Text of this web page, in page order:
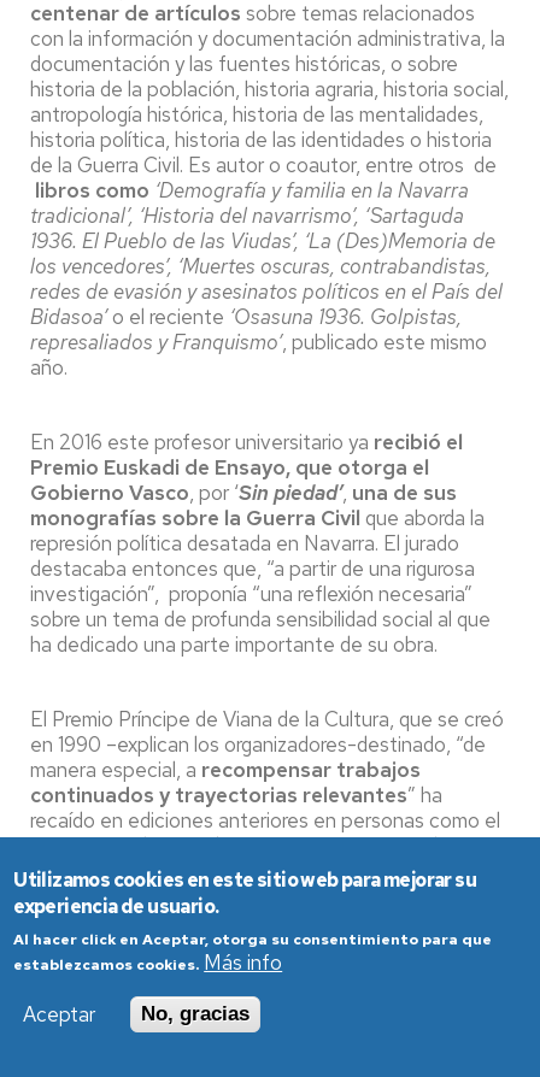
centenar de artículos sobre temas relacionados
con la información y documentación administrativa, la
documentación y las fuentes históricas, o sobre
historia de la población, historia agraria, historia social,
antropología histórica, historia de las mentalidades,
historia política, historia de las identidades o historia
de la Guerra Civil. Es autor o coautor, entre otros de
libros como ‘Demografía y familia en la Navarra
tradicional’, ‘Historia del navarrismo’, ‘Sartaguda
1936. El Pueblo de las Viudas’, ‘La (Des)Memoria de
los vencedores’, ‘Muertes oscuras, contrabandistas,
redes de evasión y asesinatos políticos en el País del
Bidasoa’o el reciente ‘Osasuna 1936. Golpistas,
represaliados y Franquismo’, publicado este mismo
año.
En 2016 este profesor universitario ya recibió el
Premio Euskadi de Ensayo, que otorga el
Gobierno Vasco, por ‘Sin piedad’, una de sus
monografías sobre la Guerra Civil que aborda la
represión política desatada en Navarra. El jurado
destacaba entonces que, “a partir de una rigurosa
investigación”, proponía “una reflexión necesaria”
sobre un tema de profunda sensibilidad social al que
ha dedicado una parte importante de su obra.
El Premio Príncipe de Viana de la Cultura, que se creó
en 1990 –explican los organizadores-destinado, “de
manera especial, a recompensar trabajos
continuados y trayectorias relevantes” ha
recaído en ediciones anteriores en personas como el
etnógrafo e historiadorJulio Caro Baroja, el
arquitectoRafael Moneo, el filólogoFrancisco
Ynduráin , el cineasta Montxo Armendáriz
sopranoMaría Bayo
Innerarityo el músicoPedro Iturralde.
El jurado, integrado por los representantes del
Utilizamos cookies en este sitio web para mejorar su
experiencia de usuario.
Al hacer click en Aceptar, otorga su consentimiento para que
establezcamos cookies. Más info
Aceptar
No, gracias